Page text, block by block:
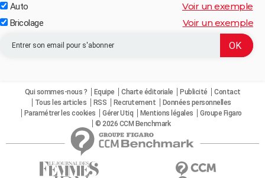
Auto Voir un exemple
Bricolage Voir un exemple
Qui sommes-nous ? Equipe Charte éditoriale Publicité
Contact
Tous les articles
RSS Recrutement
Données personnelles
Paramétrer les cookies
Gérer Utiq Mentions légales
Groupe Figaro
© 2026 CCM Benchmark